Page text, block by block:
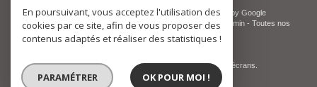
© 2026 | Tous droits réservés | Traduction powered by Google
Plan du site- Mentions légales- Nos honoraires-Liens- Admin- Toutes nos
annonces
-Politique RGPD
un seul site adaptable à tous les types d'écrans.
En poursuivant, vous acceptez l'utilisation des
cookies par ce site, afin de vous proposer des
contenus adaptés et réaliser des statistiques !
PARAMÉTRER OK POUR MOI !